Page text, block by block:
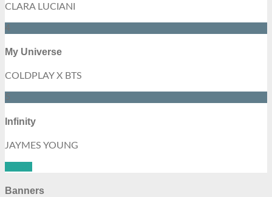
CLARA LUCIANI
4
My Universe
COLDPLAY X BTS
5
Infinity
JAYMES YOUNG
Banners